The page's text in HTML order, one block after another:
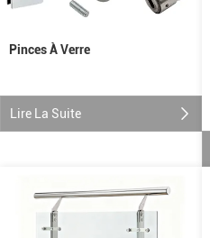
Pinces À Verre
Lire La Suite